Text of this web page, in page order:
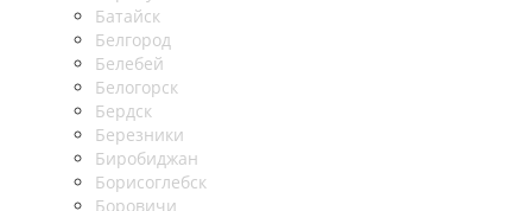
Батайск
Белгород
Белебей
Белогорск
Бердск
Березники
Биробиджан
Борисоглебск
Боровичи